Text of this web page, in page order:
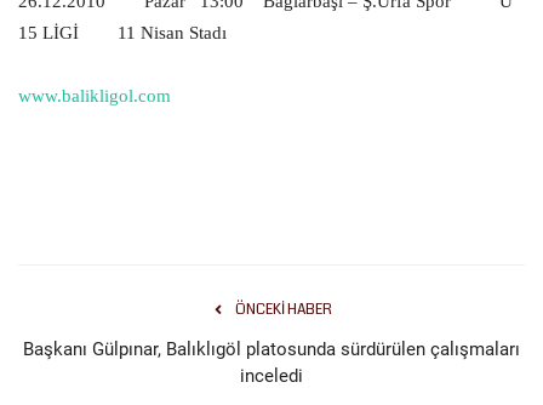
15 LİGİ
11 Nisan Stadı
www.balikligol.com
ÖNCEKI HABER
Başkanı Gülpınar, Balıklıgöl platosunda sürdürülen çalışmaları
inceledi